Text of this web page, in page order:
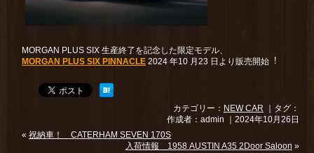
MORGAN PLUS SIX ⽣産終了を記念した限定モデル、
MORGAN PLUS SIX PINNACLE 2024 年10 月23 日より販売開始︕
カテゴリー： NEW CAR ｜タグ：
作成者：admin ｜2024年10月26日
«祝納車！ CATERHAM SEVEN 170S
入荷情報 1958 AUSTIN A35 2Door Saloon »